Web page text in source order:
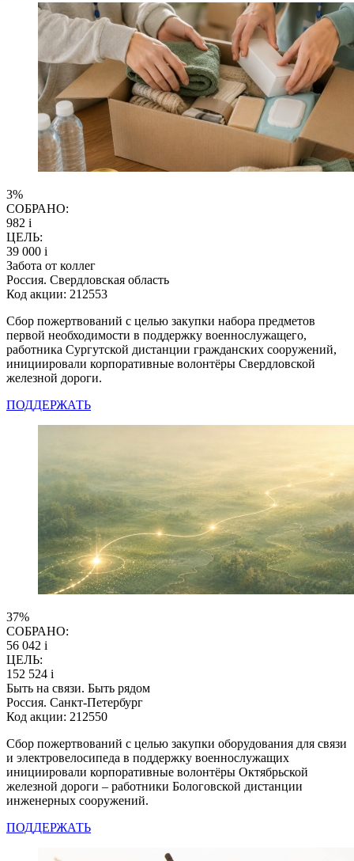
3%
СОБРАНО:
982 i
ЦЕЛЬ:
39 000 i
Забота от коллег
Россия. Свердловская область
Код акции: 212553
Сбор пожертвований с целью закупки набора предметов
первой необходимости в поддержку военнослужащего,
работника Сургутской дистанции гражданских сооружений,
инициировали корпоративные волонтёры Свердловской
железной дороги.
ПОДДЕРЖАТЬ
37%
СОБРАНО:
56 042 i
ЦЕЛЬ:
152 524 i
Быть на связи. Быть рядом
Россия. Санкт-Петербург
Код акции: 212550
Сбор пожертвований с целью закупки оборудования для связи
и электровелосипеда в поддержку военнослужащих
инициировали корпоративные волонтёры Октябрьской
железной дороги – работники Бологовской дистанции
инженерных сооружений.
ПОДДЕРЖАТЬ